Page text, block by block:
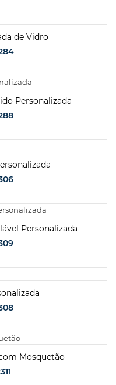
de Vidro
Personalizada
Personalizada
Mosquetão